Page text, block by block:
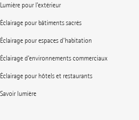
Lumière pour l’extérieur
Éclairage pour bâtiments sacrés
Éclairage pour espaces d’habitation
Éclairage d’environnements commerciaux
Éclairage pour hôtels et restaurants
Savoir lumière